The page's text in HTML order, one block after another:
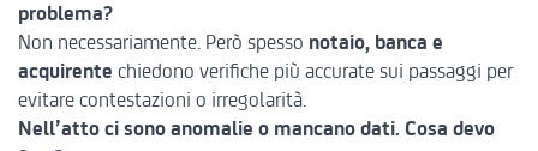
problema?
Non necessariamente. Però spesso notaio, banca e
acquirente chiedono verifiche più accurate sui passaggi per
evitare contestazioni o irregolarità.
Nell’atto ci sono anomalie o mancano dati. Cosa devo